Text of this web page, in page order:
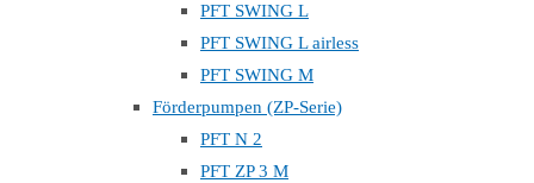
PFT SWING L
PFT SWING L airless
PFT SWING M
Förderpumpen (ZP-Serie)
PFT N 2
PFT ZP 3 M